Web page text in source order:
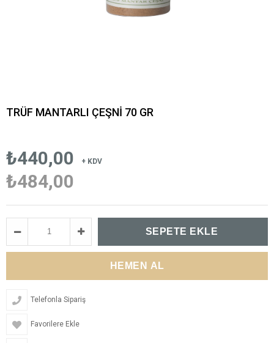
TRÜF MANTARLI ÇEŞNİ 70 GR
₺440,00 + KDV
₺484,00
Telefonla Sipariş
Favorilere Ekle